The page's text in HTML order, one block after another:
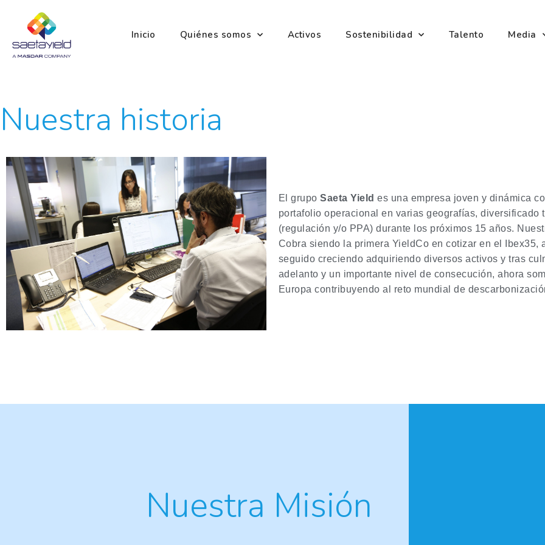
Inicio Quiénes somos Activos Sostenibilidad Talento Media
Nuestra historia
El grupoSaeta Yield es una empresa joven y dinámica
portafolio operacional en varias geografías,
(regulación y/o PPA) durante los próximos 15 años.
Cobra siendo la primera YieldCo en cotizar en el
seguido creciendo adquiriendo diversos activos y tras
adelanto y un importante nivel de consecución, ahora
Europa contribuyendo al reto mundial de
Nuestra Misión